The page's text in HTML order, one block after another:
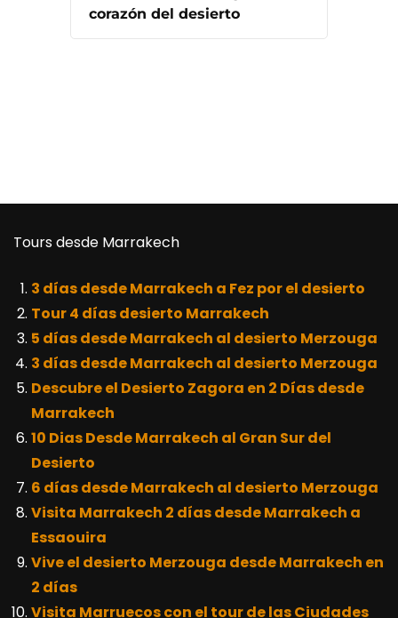
corazón del desierto
Tours desde Marrakech
3 días desde Marrakech a Fez por el desierto
Tour 4 días desierto Marrakech
5 días desde Marrakech al desierto Merzouga
3 días desde Marrakech al desierto Merzouga
Descubre el Desierto Zagora en 2 Días desde
Marrakech
10 Dias Desde Marrakech al Gran Sur del
Desierto
6 días desde Marrakech al desierto Merzouga
Visita Marrakech 2 días desde Marrakech a
Essaouira
Vive el desierto Merzouga desde Marrakech en
2 días
Visita Marruecos con el tour de las Ciudades